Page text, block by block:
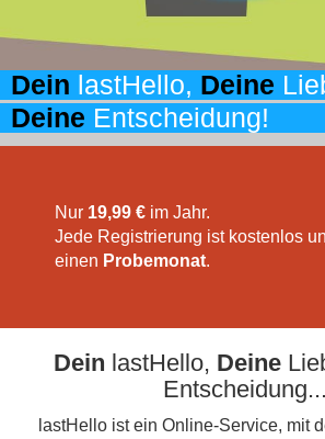
Dein lastHello, Deine
Deine Entscheidung!
Nur 19,99 € im Jahr.
Jede Registrierung ist kostenlos
einen Probemonat.
Dein lastHello, Deine
Entscheidung...
lastHello ist ein Online-Service, mit